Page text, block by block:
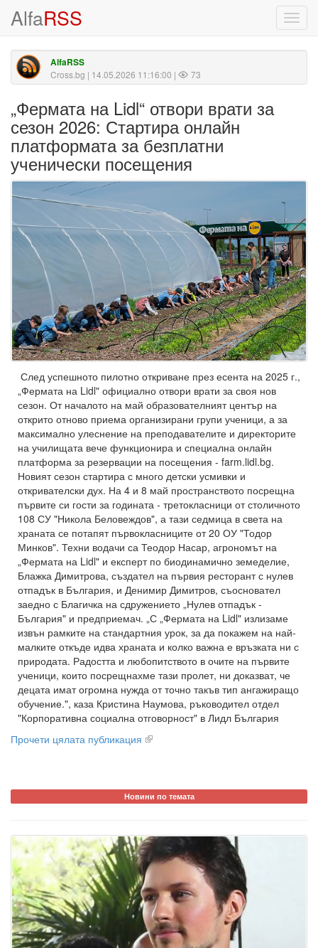
AlfaRSS
AlfaRSS
Cross.bg | 14.05.2026 11:16:00 | 73
„Фермата на Lidl“ отвори врати за
сезон 2026: Стартира онлайн
платформата за безплатни
ученически посещения
След успешното пилотно откриване през есента на 2025 г.,
„Фермата на Lidl" официално отвори врати за своя нов
сезон. От началото на май образователният център на
открито отново приема организирани групи ученици, а за
максимално улеснение на преподавателите и директорите
на училищата вече функционира и специална онлайн
платформа за резервации на посещения - farm.lidl.bg.
Новият сезон стартира с много детски усмивки и
откривателски дух. На 4 и 8 май пространството посрещна
първите си гости за годината - третокласници от столичното
108 СУ "Никола Беловеждов", а тази седмица в света на
храната се потапят първокласниците от 20 ОУ "Тодор
Минков". Техни водачи са Теодор Насар, агрономът на
„Фермата на Lidl" и експерт по биодинамично земеделие,
Блажка Димитрова, създател на първия ресторант с нулев
отпадък в България, и Денимир Димитров, съосновател
заедно с Благичка на сдружението „Нулев отпадък -
България" и предприемач. „С „Фермата на Lidl" излизаме
извън рамките на стандартния урок, за да покажем на най-
малките откъде идва храната и колко важна е връзката ни с
природата. Радостта и любопитството в очите на първите
ученици, които посрещнахме тази пролет, ни доказват, че
децата имат огромна нужда от точно такъв тип ангажиращо
обучение.", каза Кристина Наумова, ръководител отдел
"Корпоративна социална отговорност" в Лидл България
Прочети цялата публикация
Новини по темата